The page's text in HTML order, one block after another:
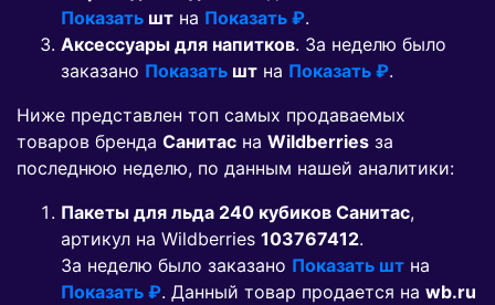
Показать шт на Показать ₽.
Аксессуары для напитков. За неделю было
заказано Показать шт на Показать ₽.
Ниже представлен топ самых продаваемых
товаров бренда Санитас на Wildberries за
последнюю неделю, по данным нашей аналитики:
Пакеты для льда 240 кубиков Санитас,
артикул на Wildberries 103767412.
За неделю было заказано Показать шт на
Показать ₽. Данный товар продается на wb.ru